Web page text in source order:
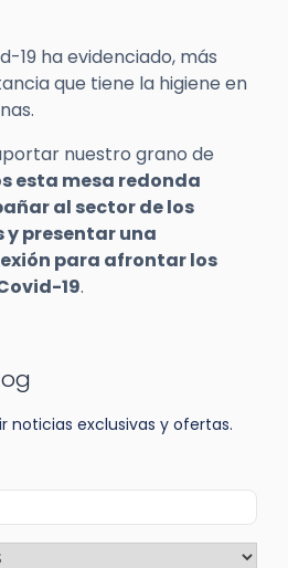
19 ha evidenciado, más
que tiene la higiene en
nuestro grano de
esta mesa redonda
al sector de los
presentar una
para afrontar los
19.
noticias exclusivas y ofertas.